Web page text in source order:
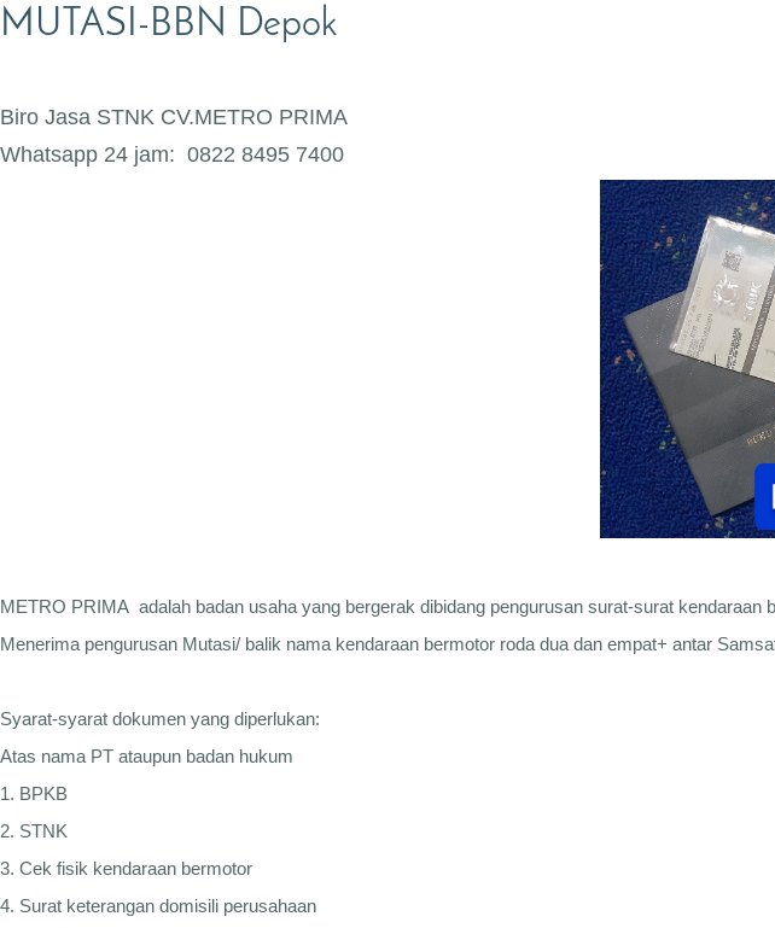
MUTASI-BBN Depok
Biro Jasa STNK CV.METRO PRIMA
Whatsapp 24 jam: 0822 8495 7400
METRO PRIMA adalah badan usaha yang bergerak dibidang pengurusan surat-surat
Menerima pengurusan Mutasi/ balik nama kendaraan bermotor roda dua dan empat+ antar
Syarat-syarat dokumen yang diperlukan:
Atas nama PT ataupun badan hukum
1. BPKB
2. STNK
3. Cek fisik kendaraan bermotor
4. Surat keterangan domisili perusahaan